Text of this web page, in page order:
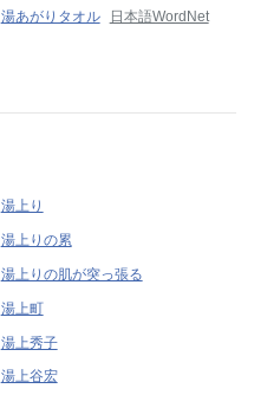
湯あがりタオル
日本語WordNet
湯上り
湯上りの累
湯上りの肌が突っ張る
湯上町
湯上秀子
湯上谷宏